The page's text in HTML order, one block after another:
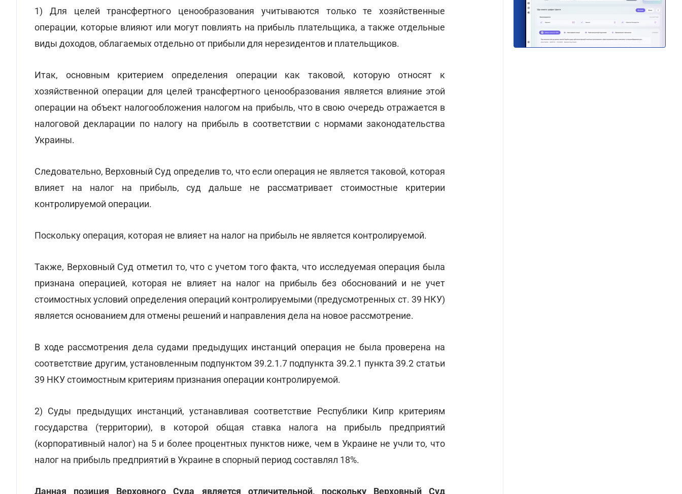
1) Для целей трансфертного ценообразования учитываются только те хозяйственные
операции, которые влияют или могут повлиять на прибыль плательщика, а также отдельные
виды доходов, облагаемых отдельно от прибыли для нерезидентов и плательщиков.
Итак, основным критерием определения операции как таковой, которую относят к
хозяйственной операции для целей трансфертного ценообразования является влияние этой
операции на объект налогообложения налогом на прибыль, что в свою очередь отражается в
налоговой декларации по налогу на прибыль в соответствии с нормами законодательства
Украины.
Следовательно, Верховный Суд определив то, что если операция не является таковой, которая
влияет на налог на прибыль, суд дальше не рассматривает стоимостные критерии
контролируемой операции.
Поскольку операция, которая не влияет на налог на прибыль не является контролируемой.
Также, Верховный Суд отметил то, что с учетом того факта, что исследуемая операция была
признана операцией, которая не влияет на налог на прибыль без обоснований и не учет
стоимостных условий определения операций контролируемыми (предусмотренных ст. 39 НКУ)
является основанием для отмены решений и направления дела на новое рассмотрение.
В ходе рассмотрения дела судами предыдущих инстанций операция не была проверена на
соответствие другим, установленным подпунктом 39.2.1.7 подпункта 39.2.1 пункта 39.2 статьи
39 НКУ стоимостным критериям признания операции контролируемой.
2) Суды предыдущих инстанций, устанавливая соответствие Республики Кипр критериям
государства (территории), в которой общая ставка налога на прибыль предприятий
(корпоративный налог) на 5 и более процентных пунктов ниже, чем в Украине не учли то, что
налог на прибыль предприятий в Украине в спорный период составлял 18%.
Данная позиция Верховного Суда является отличительной, поскольку Верховный Суд